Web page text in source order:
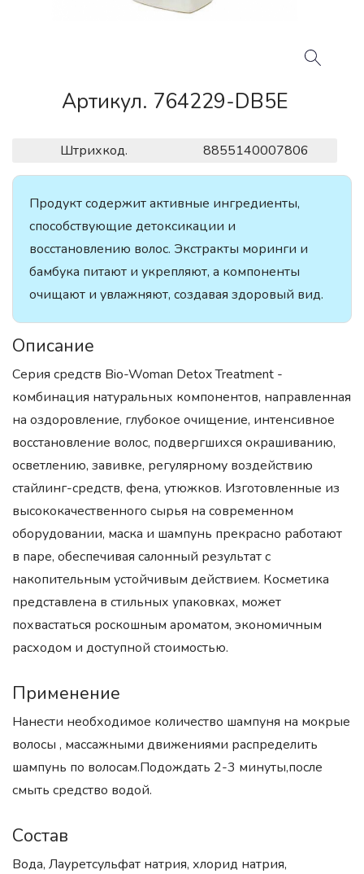
Артикул. 764229-DB5E
Штрихкод. 8855140007806
Продукт содержит активные ингредиенты,
способствующие детоксикации и
восстановлению волос. Экстракты моринги и
бамбука питают и укрепляют, а компоненты
очищают и увлажняют, создавая здоровый вид.
Описание
Серия средств Bio-Woman Detox Treatment -
комбинация натуральных компонентов, направленная
на оздоровление, глубокое очищение, интенсивное
восстановление волос, подвергшихся окрашиванию,
осветлению, завивке, регулярному воздействию
стайлинг-средств, фена, утюжков. Изготовленные из
высококачественного сырья на современном
оборудовании, маска и шампунь прекрасно работают
в паре, обеспечивая салонный результат с
накопительным устойчивым действием. Косметика
представлена в стильных упаковках, может
похвастаться роскошным ароматом, экономичным
расходом и доступной стоимостью.
Применение
Нанести необходимое количество шампуня на мокрые
волосы , массажными движениями распределить
шампунь по волосам.Подождать 2-3 минуты,после
смыть средство водой.
Состав
Вода, Лауретсульфат натрия, хлорид натрия,